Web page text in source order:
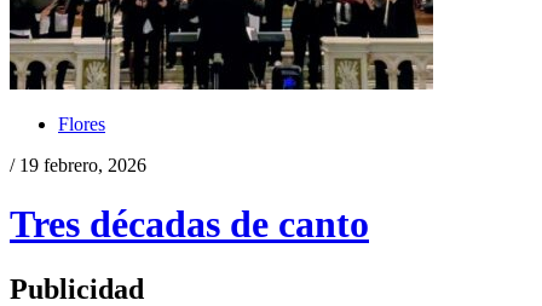
Flores
/ 19 febrero, 2026
Tres décadas de canto
Publicidad